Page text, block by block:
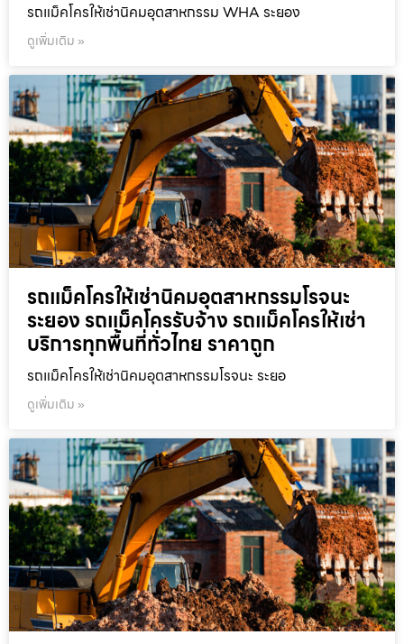
รถแม็คโครให้เช่านิคมอุตสาหกรรม WHA ระยอง
ดูเพิ่มเติม »
รถแม็คโครให้เช่านิคมอุตสาหกรรมโรจนะ
ระยอง รถแม็คโครรับจ้าง รถแม็คโครให้เช่า
บริการทุกพื้นที่ทั่วไทย ราคาถูก
รถแม็คโครให้เช่านิคมอุตสาหกรรมโรจนะ ระยอ
ดูเพิ่มเติม »